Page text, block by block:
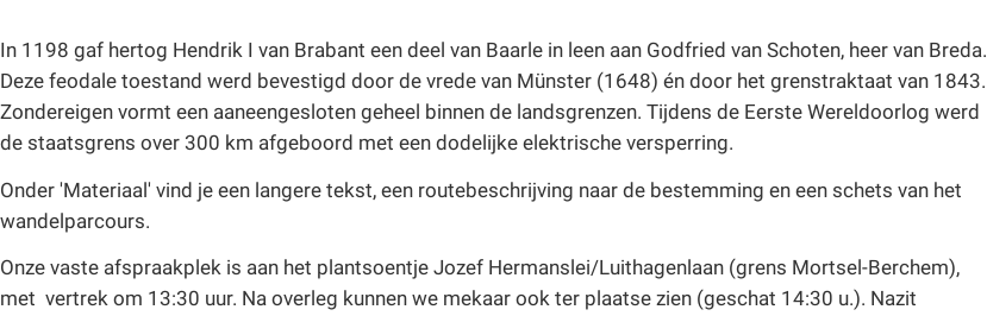
In 1198 gaf hertog Hendrik I van Brabant een deel van Baarle in leen aan Godfried van Schoten, heer van Breda.
Deze feodale toestand werd bevestigd door de vrede van Münster (1648) én door het grenstraktaat van 1843.
Zondereigen vormt een aaneengesloten geheel binnen de landsgrenzen. Tijdens de Eerste Wereldoorlog werd
de staatsgrens over 300 km afgeboord met een dodelijke elektrische versperring.
Onder 'Materiaal' vind je een langere tekst, een routebeschrijving naar de bestemming en een schets van het
wandelparcours.
Onze vaste afspraakplek is aan het plantsoentje Jozef Hermanslei/Luithagenlaan (grens Mortsel-Berchem),
met vertrek om 13:30 uur. Na overleg kunnen we mekaar ook ter plaatse zien (geschat 14:30 u.). Nazit